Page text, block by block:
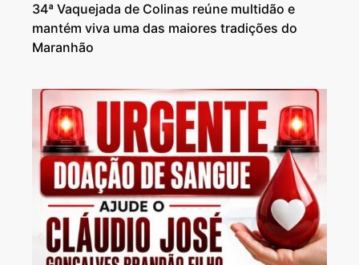
34ª Vaquejada de Colinas reúne multidão e
mantém viva uma das maiores tradições do
Maranhão